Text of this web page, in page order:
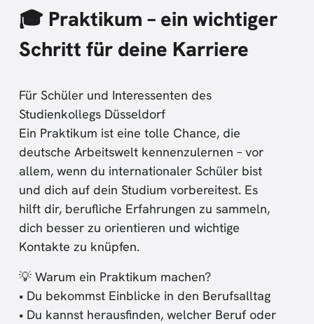
🎓 Praktikum – ein wichtiger
Schritt für deine Karriere
Für Schüler und Interessenten des
Studienkollegs Düsseldorf
Ein Praktikum ist eine tolle Chance, die
deutsche Arbeitswelt kennenzulernen – vor
allem, wenn du internationaler Schüler bist
und dich auf dein Studium vorbereitest. Es
hilft dir, berufliche Erfahrungen zu sammeln,
dich besser zu orientieren und wichtige
Kontakte zu knüpfen.
💡 Warum ein Praktikum machen?
• Du bekommst Einblicke in den Berufsalltag
• Du kannst herausfinden, welcher Beruf oder